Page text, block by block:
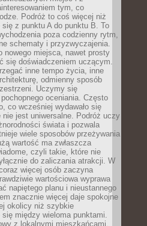
tym, co
Podróż to coś więcej niż
z punktu A do punktu B. To
poza codzienny rytm,
schematy i przyzwyczajenia.
nowego miejsca, nawet prosty
się doświadczeniem uczącym.
inne tempo życia, inne
odmienny sposób
Uczymy się
oceniania. Często
co wcześniej wydawało się
jest uniwersalne. Podróż uczy
świata i pozwala
wiele sposobów przeżywania
wartość ma zwłaszcza
czyli takie, które nie
do zaliczania atrakcji. W
więcej osób zaczyna
wartościowa wyprawa
napiętego planu i nieustannego
znacznie więcej daje spokojne
okolicy niż szybkie
między wieloma punktami.
z lokalnymi mieszkańcami,